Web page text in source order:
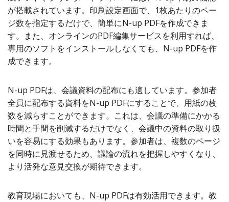
が搭載されています。印刷設定画面で、1枚あたりのペー
ジ数を指定するだけで、簡単にN-up PDFを作成できま
す。また、オンラインのPDF編集サービスを利用すれば、
専用のソフトをインストールしなくても、N-up PDFを作
成できます。
N-up PDFは、会議資料の配布にも適しています。参加者
全員に配布する資料をN-up PDFにすることで、用紙の枚
数を減らすことができます。これは、会議の準備にかかる
時間と手間を削減するだけでなく、会議中の資料の取り扱
いを容易にする効果もあります。参加者は、複数のページ
を同時に見渡せるため、議論の流れを把握しやすくなり、
より活発な意見交換が期待できます。
教育現場においても、N-up PDFは有効活用できます。教